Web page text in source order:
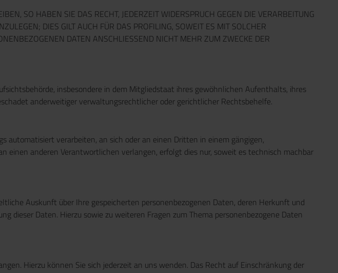
SO HABEN SIE DAS RECHT, JEDERZEIT WIDERSPRUCH GEGEN DIE VERARBEITUNG
DIES GILT AUCH FÜR DAS PROFILING, SOWEIT ES MIT SOLCHER
DATEN ANSCHLIESSEND NICHT MEHR ZUM ZWECKE DER
insbesondere in dem Mitgliedstaat ihres gewöhnlichen Aufenthalts, ihres
anderweitiger verwaltungsrechtlicher oder gerichtlicher Rechtsbehelfe.
automatisiert verarbeiten, an sich oder an einen Dritten in einem gängigen,
einen anderen Verantwortlichen verlangen, erfolgt dies nur, soweit es technisch machbar
Auskunft über Ihre gespeicherten personenbezogenen Daten, deren Herkunft und
dieser Daten. Hierzu sowie zu weiteren Fragen zum Thema personenbezogene Daten
Hierzu können Sie sich jederzeit an uns wenden. Das Recht auf Einschränkung der